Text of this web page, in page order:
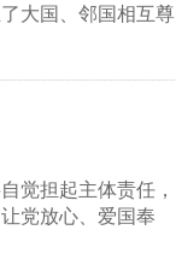
大国、邻国相互尊
觉担起主体责任，
党放心、爱国奉